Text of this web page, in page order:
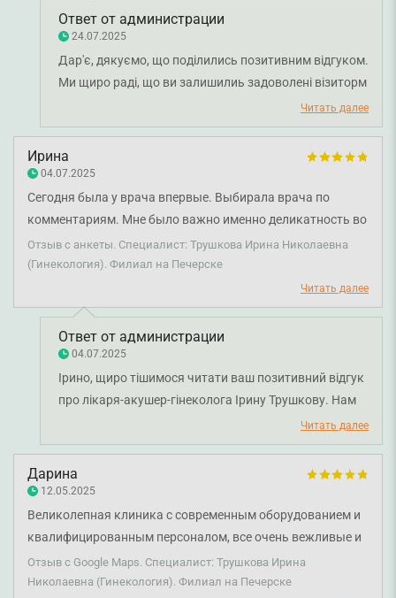
Ответ от администрации
24.07.2025
Дар'є, дякуємо, що поділились позитивним відгуком.
Ми щиро раді, що ви залишилиь задоволені візиторм
до лікаря-акушер-гінеколога Трушкової Ірини
Миколаївні. Бажаємо вам міцного здоров'я!
Читать далее
Ирина
04.07.2025
Сегодня была у врача впервые. Выбирала врача по
комментариям. Мне было важно именно деликатность во
время осмотра и общения и, чтобы врач был
практикующий в различных хирургических операциях.
запланировали лечение, планирую следующий визит
согласно плану.
Отзыв с анкеты. Специалист: Трушкова Ирина Николаевна
(Гинекология). Филиал на Печерске
Читать далее
Ответ от администрации
04.07.2025
Ірино, щиро тішимося читати ваш позитивний відгук
про лікаря-акушер-гінеколога Ірину Трушкову. Нам
надзвичайно приємно, що ви залишилися
задоволені першим візитом і що лікар виправдав
ваші очікування. Ми завжди прагнемо забезпечити
максимально комфортну та професійну атмосферу
під час кожного прийому. Бажаємо вам міцного
здоров'я!
Читать далее
Дарина
12.05.2025
Великолепная клиника с современным оборудованием и
квалифицированным персоналом, все очень вежливые и
приятные в общении, никакого негатива. Отдельная
благодарность врачу Трушковой Ирине Николаевне,
Отзыв с Google Maps. Специалист: Трушкова Ирина
Николаевна (Гинекология). Филиал на Печерске